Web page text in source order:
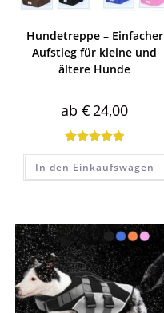
Hundetreppe – Einfacher
Aufstieg für kleine und
ältere Hunde
ab€ 24,00
Bewertet mit
5.00 von 5
In den Einkaufswagen